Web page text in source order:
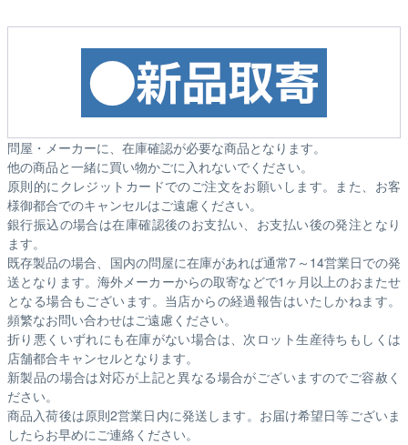
問屋・メーカーに、在庫確認が必要な商品となります。
他の商品と一緒に買い物かごに入れないでください。
原則的にクレジットカードでのご注文をお願いします。また、お客
様御都合でのキャンセルはご遠慮ください。
銀行振込の場合は在庫確認後のお支払い、お支払い後の発注となり
ます。
既存製品の場合、国内の問屋に在庫があれば通常7～14営業日での発
送となります。海外メーカーからの取寄などで1ヶ月以上のおまたせ
となる場合もございます。 当店からの経過報告はいたしかねます。
頻繁なお問い合わせはご遠慮ください。
折り悪くいずれにも在庫がない場合は、次ロット生産待ちもしくは
店舗都合キャンセルとなります。
新製品の場合は対応が上記と異なる場合がございますのでご容赦く
ださい。
商品入荷後は原則2営業日内に発送します。お届け希望日等ございま
したらお早めにご連絡ください。